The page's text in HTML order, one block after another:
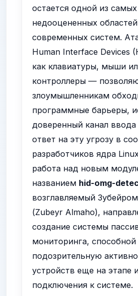
остается одной из
недооцененных
современных систем.
Human Interface Devices
как клавиатуры, мыши
контроллеры —
злоумышленникам
программные барьеры,
доверенный канал
ответ на эту угрозу в
разработчиков ядра
работа над новым
названием hid-omg-
возглавляемый
(Zubeyr Almaho),
создание системы
мониторинга,
подозрительную
устройств еще на этапе
подключения к системе.